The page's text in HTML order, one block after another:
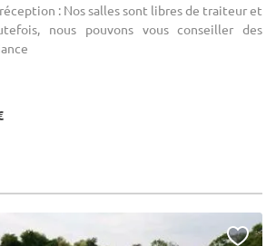
: Nos salles sont libres de traiteur et
nous pouvons vous conseiller des